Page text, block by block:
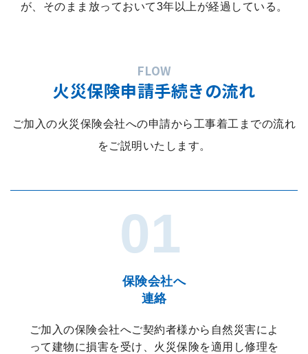
が、そのまま放っておいて3年以上が経過している。
FLOW
火災保険申請手続きの流れ
ご加入の火災保険会社への申請から工事着工までの流れ
をご説明いたします。
保険会社へ
連絡
ご加入の保険会社へご契約者様から自然災害によ
って建物に損害を受け、火災保険を適用し修理を